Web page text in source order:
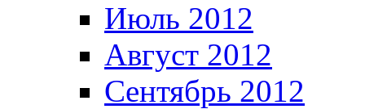
Июль 2012
Август 2012
Сентябрь 2012